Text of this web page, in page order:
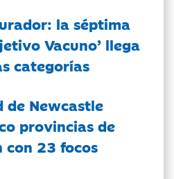
la séptima
Vacuno’ llega
categorías
de Newcastle
provincias de
con 23 focos